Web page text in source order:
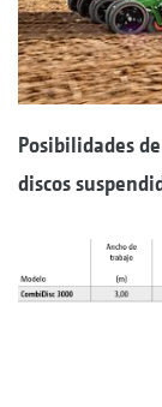
Posibilidades
discos